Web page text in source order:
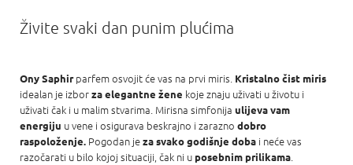
Živite svaki dan punim plućima
Ony Saphirparfem osvojit će vas na prvi miris. Kristalno čist miris
idealan je izborza elegantne žene koje znaju uživati ​​u životu i
uživati ​​čak i u malim stvarima. Mirisna simfonija ulijeva vam
energiju u vene i osigurava beskrajno i zarazno dobro
raspoloženje. Pogodan jeza svako godišnje doba i neće vas
razočarati u bilo kojoj situaciji, čak ni u posebnim prilikama.